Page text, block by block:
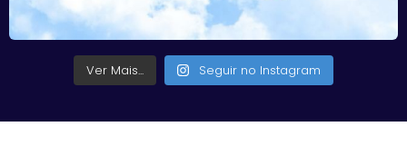
Ver Mais... Seguir no Instagram